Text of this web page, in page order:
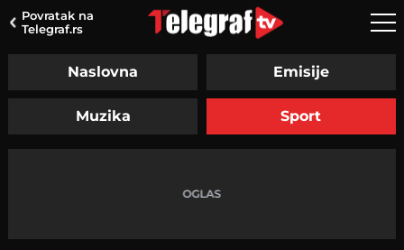
Povratak na
Telegraf.rs
Naslovna Emisije
Muzika Sport